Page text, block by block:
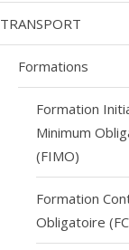
TRANSPORT
Formations
Formation
Minimum
(FIMO)
Formation
Obligatoire